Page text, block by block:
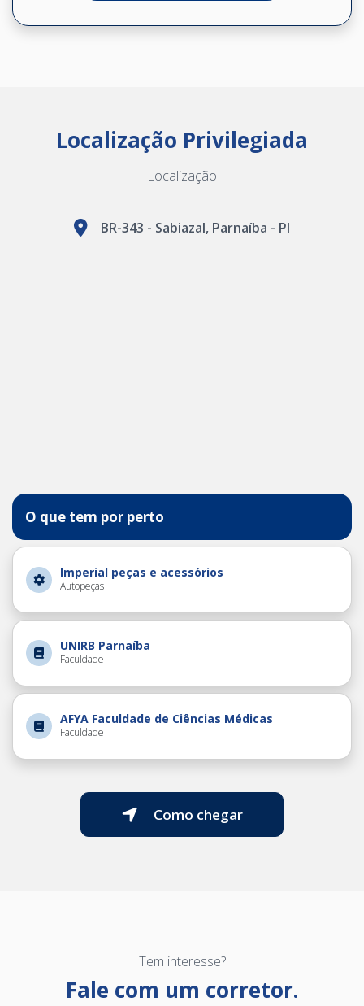
Localização Privilegiada
Localização
BR-343 - Sabiazal, Parnaíba - PI
O que tem por perto
Imperial peças e acessórios
Autopeças
UNIRB Parnaíba
Faculdade
AFYA Faculdade de Ciências Médicas
Faculdade
Como chegar
Tem interesse?
Fale com um corretor.